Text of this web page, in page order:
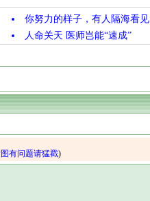
你努力的样子，有人隔海看见
人命关天 医师岂能“速成”